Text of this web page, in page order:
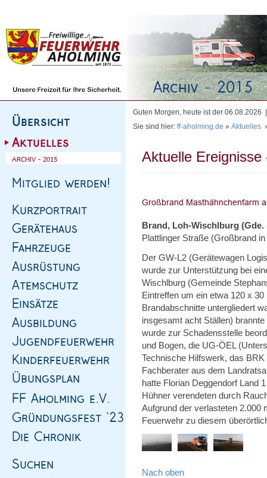
Guten Morgen, heute ist der
Sie sind hier: ff-aholming.de » Aktuelles
Aktuelle Ereignisse
Brand, Loh-Wischlburg
Plattlinger Straße (Großbrand
Der GW-L2 (Gerätewagen
wurde zur Unterstützung bei
Wischlburg (Gemeinde
Eintreffen um ein etwa 120 x
Brandabschnitte untergliedert
insgesamt acht Ställen)
wurde zur Schadensstelle
und Bogen, die UG-ÖEL
Technische Hilfswerk, das
Fachberater aus dem
hatte Florian Deggendorf Land
Hühner verendeten durch
Aufgrund der verlasteten 2.000
Feuerwehr zu diesem
Nach oben